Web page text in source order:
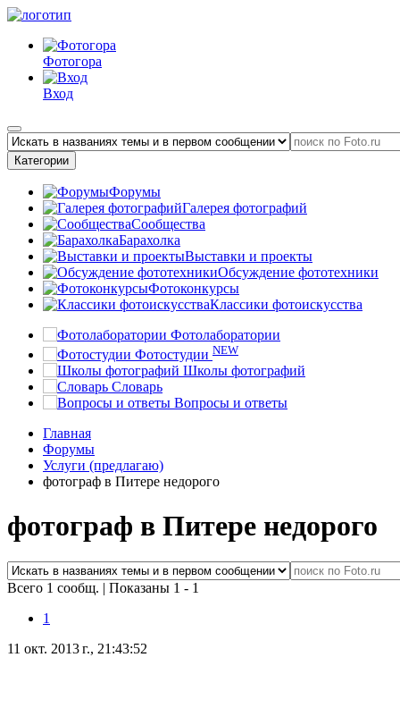
Фотогора
Вход
Категории
Форумы
Галерея фотографий
Сообщества
Барахолка
Выставки и проекты
Обсуждение фототехники
Фотоконкурсы
Классики фотоискусства
Фотолаборатории
Фотостудии NEW
Школы фотографий
Словарь
Вопросы и ответы
Главная
Форумы
Услуги (предлагаю)
фотограф в Питере недорого
фотограф в Питере недорого
Всего 1 сообщ. | Показаны 1 - 1
1
11 окт. 2013 г., 21:43:52